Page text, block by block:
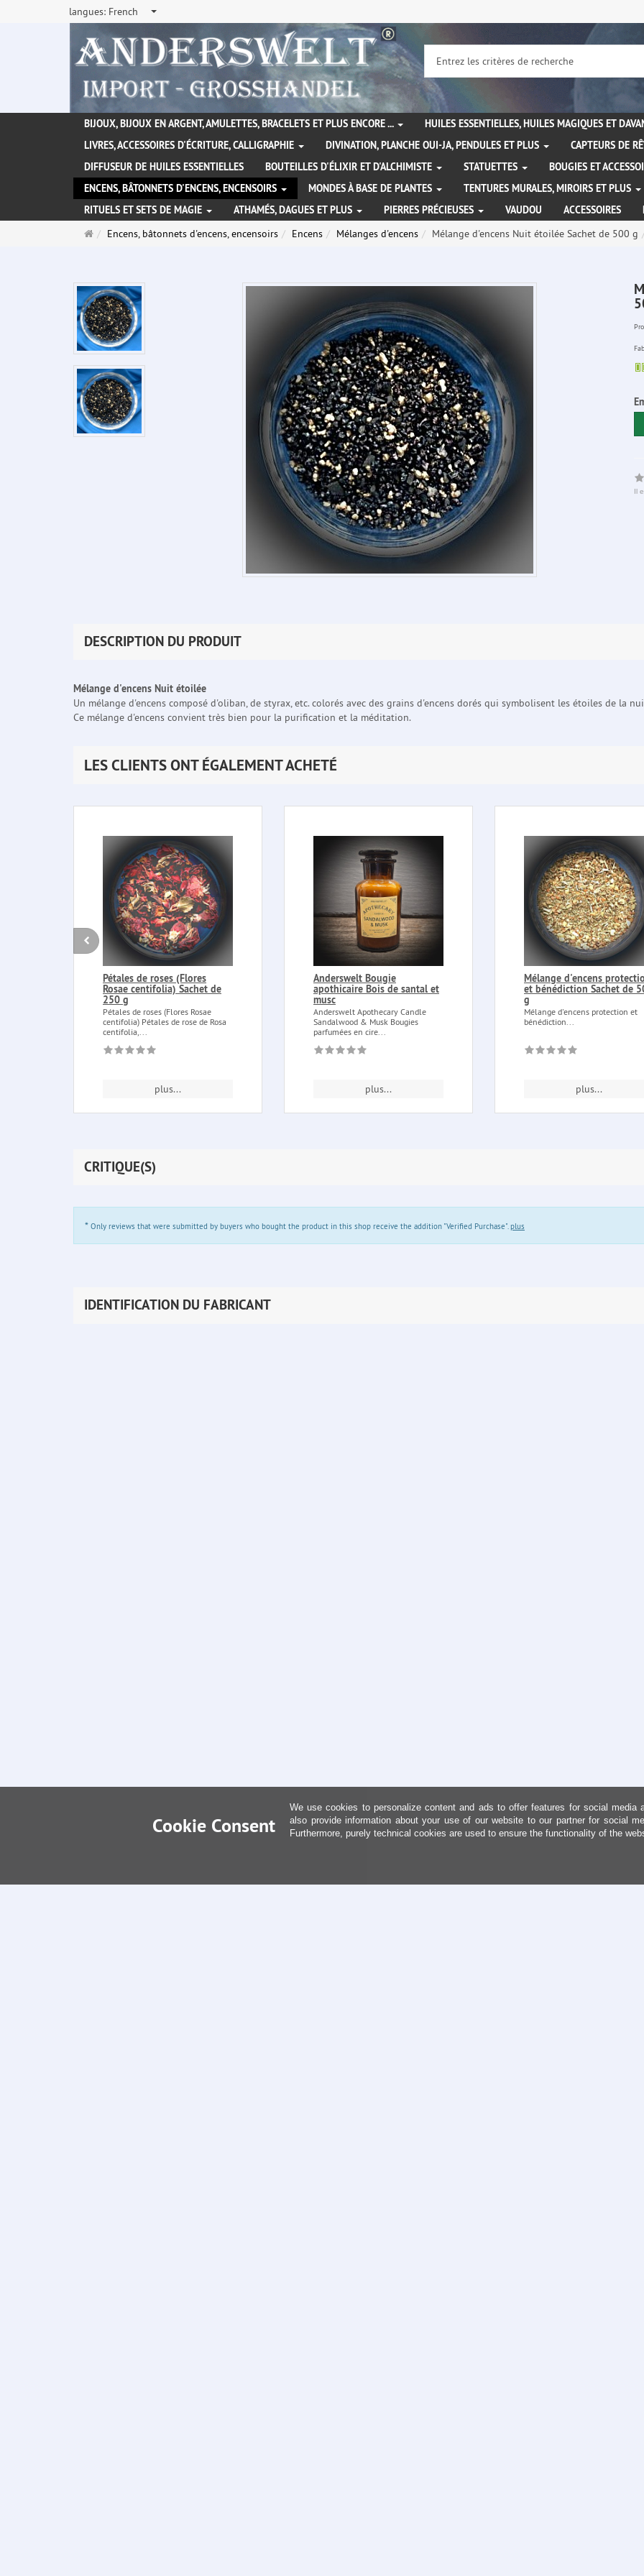
langues: French
BIJOUX, BIJOUX EN ARGENT, AMULETTES, BRACELETS ET PLUS ENCORE ...
HUILES ESSENTIELLES, HUILES MAGIQUES ET
LIVRES, ACCESSOIRES D'ÉCRITURE, CALLIGRAPHIE
DIVINATION, PLANCHE OUI-JA, PENDULES ET PLUS
CAPTEURS DE
DIFFUSEUR DE HUILES ESSENTIELLES
BOUTEILLES D'ÉLIXIR ET D'ALCHIMISTE STATUETTES
BOUGIES ET
ENCENS, BÂTONNETS D'ENCENS, ENCENSOIRS
MONDES À BASE DE PLANTES
TENTURES MURALES, MIROIRS ET PLUS
RITUELS ET SETS DE MAGIE
ATHAMÉS, DAGUES ET PLUS PIERRES PRÉCIEUSES VAUDOU ACCESSOIRES
PageEncens, bâtonnets d'encens, encensoirs Encens Mélanges d'encens Mélange d'encens Nuit étoilée Sachet de 500 g
Il
DESCRIPTION DU PRODUIT
Mélange d'encens Nuit étoilée
Un mélange d'encens composé d'oliban, de styrax, etc. colorés avec des grains d'encens dorés qui symbolisent les étoiles de la
Ce mélange d'encens convient très bien pour la purification et la méditation.
LES CLIENTS ONT ÉGALEMENT ACHETÉ
Pétales de roses (Flores
Rosae centifolia) Sachet de
250 g
Pétales de roses (Flores Rosae
centifolia) Pétales de rose de Rosa
centifolia,...
plus...
Anderswelt Bougie
apothicaire Bois de santal et
musc
Anderswelt Apothecary Candle
Sandalwood & Musk Bougies
parfumées en cire...
plus...
Mélange d'encens
et bénédiction Sachet de
g
Mélange d'encens protection et
bénédiction...
plus...
CRITIQUE(S)
* Only reviews that were submitted by buyers who bought the product in this shop receive the addition "Verified Purchase".plus
IDENTIFICATION DU FABRICANT
Cookie Consent
We use cookies to personalize content and ads to offer features for social media
also provide information about your use of our website to our partner for social
Furthermore, purely technical cookies are used to ensure the functionality of the